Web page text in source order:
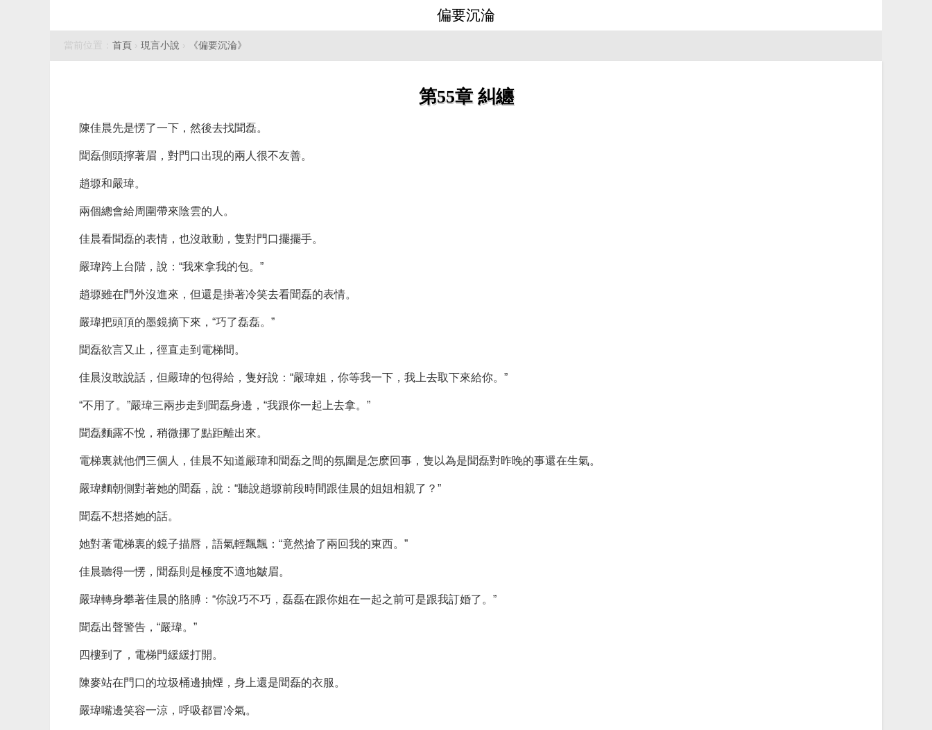
偏要沉淪
當前位置： 首頁 › 現言小說 › 《偏要沉淪》
第55章 糾纏
陳佳晨先是愣了一下，然後去找聞磊。
聞磊側頭擰著眉，對門口出現的兩人很不友善。
趙塬和嚴瑋。
兩個總會給周圍帶來陰雲的人。
佳晨看聞磊的表情，也沒敢動，隻對門口擺擺手。
嚴瑋跨上台階，說：“我來拿我的包。”
趙塬雖在門外沒進來，但還是掛著冷笑去看聞磊的表情。
嚴瑋把頭頂的墨鏡摘下來，“巧了磊磊。”
聞磊欲言又止，徑直走到電梯間。
佳晨沒敢說話，但嚴瑋的包得給，隻好說：“嚴瑋姐，你等我一下，我上去取下來給你。”
“不用了。”嚴瑋三兩步走到聞磊身邊，“我跟你一起上去拿。”
聞磊麵露不悅，稍微挪了點距離出來。
電梯裏就他們三個人，佳晨不知道嚴瑋和聞磊之間的氛圍是怎麽回事，隻以為是聞磊對昨晚的事還在生氣。
嚴瑋麵朝側對著她的聞磊，說：“聽說趙塬前段時間跟佳晨的姐姐相親了？”
聞磊不想搭她的話。
她對著電梯裏的鏡子描唇，語氣輕飄飄：“竟然搶了兩回我的東西。”
佳晨聽得一愣，聞磊則是極度不適地皺眉。
嚴瑋轉身攀著佳晨的胳膊：“你說巧不巧，磊磊在跟你姐在一起之前可是跟我訂婚了。”
聞磊出聲警告，“嚴瑋。”
四樓到了，電梯門緩緩打開。
陳麥站在門口的垃圾桶邊抽煙，身上還是聞磊的衣服。
嚴瑋嘴邊笑容一涼，呼吸都冒冷氣。